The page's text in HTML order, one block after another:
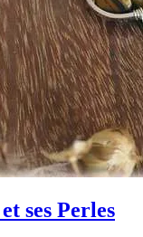
ses Perles